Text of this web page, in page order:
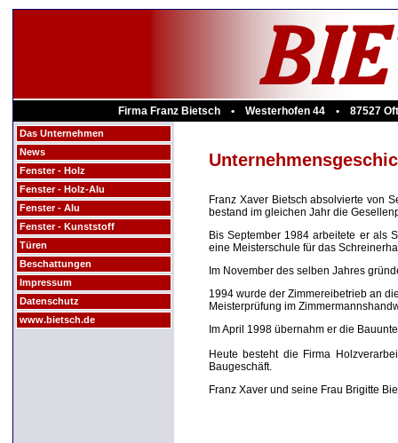
Firma Franz Bietsch • Westerhofen 44 • 87527
Das Unternehmen
News
Fenster - Holz
Fenster - Holz-Alu
Fenster - Alu
Fenster - Kunststoff
Türen
Beschattungen
Impressum
Datenschutz
www.bietsch.de
Franz Xaver Bietsch absolvierte von
bestand im gleichen Jahr die
Bis September 1984 arbeitete er als
eine Meisterschule für das
Im November des selben Jahres
1994 wurde der Zimmereibetrieb an
Meisterprüfung im
Im April 1998 übernahm er die
Heute besteht die Firma
Baugeschäft.
Franz Xaver und seine Frau Brigitte